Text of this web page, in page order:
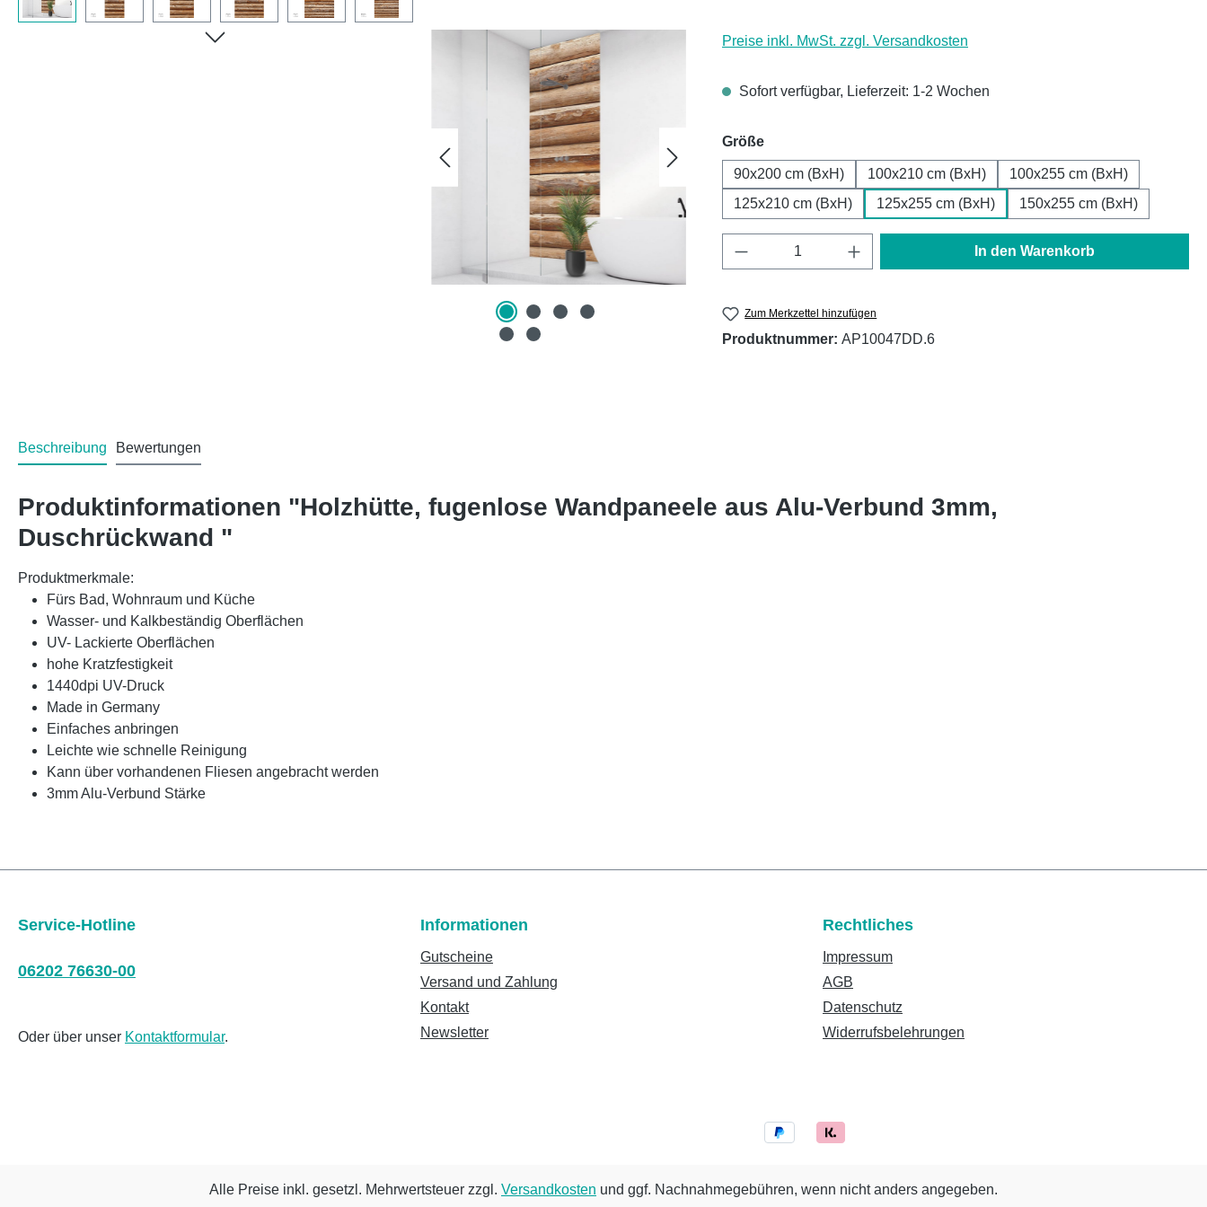
Preise inkl. MwSt. zzgl. Versandkosten
Sofort verfügbar, Lieferzeit: 1-2 Wochen
Größeauswählen
90x200 cm (BxH) 100x210 cm (BxH)
100x255 cm (BxH)
125x210 cm (BxH)
125x255 cm (BxH) 150x255 cm (BxH)
Produkt Anzahl: Gib den gewünschten Wert ein
In den Warenkorb
Zum Merkzettel hinzufügen
Produktnummer: AP10047DD.6
Beschreibung Bewertungen
Produktinformationen "Holzhütte, fugenlose Wandpaneele aus Alu-Verbund 3mm,
Duschrückwand "
Produktmerkmale:
Fürs Bad, Wohnraum und Küche
Wasser- und Kalkbeständig Oberflächen
UV- Lackierte Oberflächen
hohe Kratzfestigkeit
1440dpi UV-Druck
Made in Germany
Einfaches anbringen
Leichte wie schnelle Reinigung
Kann über vorhandenen Fliesen angebracht werden
3mm Alu-Verbund Stärke
Service-Hotline
06202 76630-00
Oder über unser Kontaktformular.
Informationen
Gutscheine
Versand und Zahlung
Kontakt
Newsletter
Rechtliches
Impressum
AGB
Datenschutz
Widerrufsbelehrungen
Alle Preise inkl. gesetzl. Mehrwertsteuer zzgl. Versandkosten und ggf. Nachnahmegebühren, wenn nicht anders angegeben.